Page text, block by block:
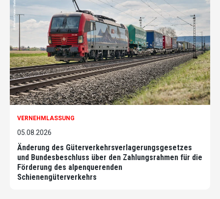
VERNEHMLASSUNG
05.08.2026
Änderung des Güterverkehrsverlagerungsgesetzes
und Bundesbeschluss über den Zahlungsrahmen für die
Förderung des alpenquerenden
Schienengüterverkehrs